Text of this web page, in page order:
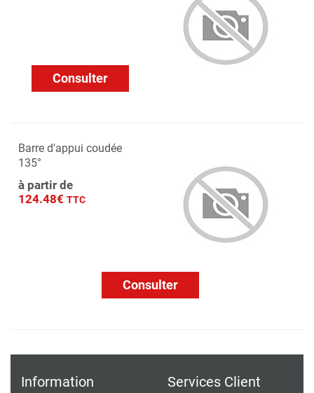
Consulter
Barre d'appui coudée
135°
à partir de
124.48€ TTC
Consulter
Information Services Client